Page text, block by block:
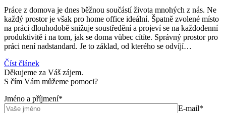
Práce z domova je dnes běžnou součástí života mnohých z nás. Ne
každý prostor je však pro home office ideální. Špatně zvolené místo
na práci dlouhodobě snižuje soustředění a projeví se na každodenní
produktivitě i na tom, jak se doma vůbec cítíte. Správný prostor pro
práci není nadstandard. Je to základ, od kterého se odvíjí…
Číst článek
Děkujeme za Váš zájem.
S čím Vám můžeme pomoci?
Jméno a příjmení*
E-mail*